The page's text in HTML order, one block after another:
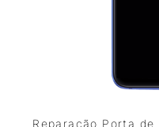
Reparação Porta de